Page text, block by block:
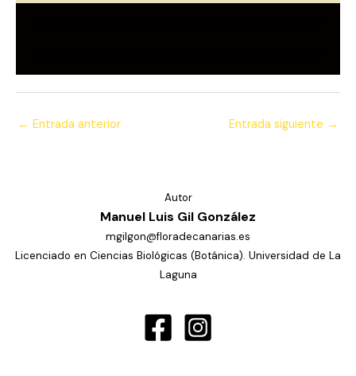
← Entrada anterior Entrada siguiente →
Autor
Manuel Luis Gil González
mgilgon@floradecanarias.es
Licenciado en Ciencias Biológicas (Botánica). Universidad de La
Laguna